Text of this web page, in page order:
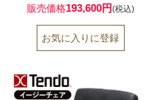
販売価格193,600円(税込)